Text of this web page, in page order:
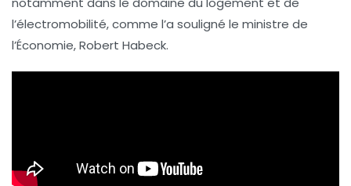
l’électromobilité, comme l’a souligné le ministre de
l’Économie,Robert Habeck.